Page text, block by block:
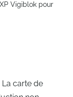
Vigiblok pour
La carte de